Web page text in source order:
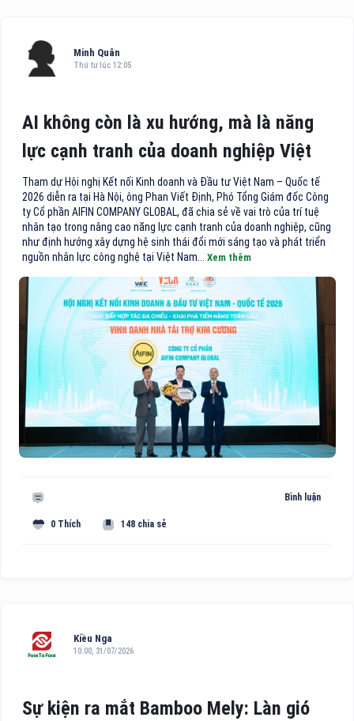
Minh Quân
Thứ tư lúc 12:05
AI không còn là xu hướng, mà là năng
lực cạnh tranh của doanh nghiệp Việt
Tham dự Hội nghị Kết nối Kinh doanh và Đầu tư Việt Nam – Quốc tế
2026 diễn ra tại Hà Nội, ông Phan Viết Định, Phó Tổng Giám đốc Công
ty Cổ phần AIFIN COMPANY GLOBAL, đã chia sẻ về vai trò của trí tuệ
nhân tạo trong nâng cao năng lực cạnh tranh của doanh nghiệp, cũng
như định hướng xây dựng hệ sinh thái đổi mới sáng tạo và phát triển
nguồn nhân lực công nghệ tại Việt Nam... Xem thêm
Bình luận
0 Thích 148 chia sẻ
Kiều Nga
10:00, 31/07/2026
Sự kiện ra mắt Bamboo Mely: Làn gió